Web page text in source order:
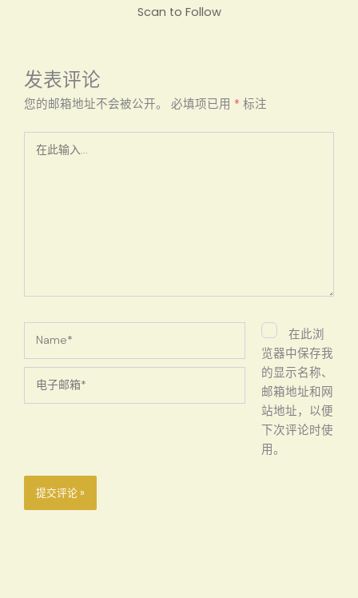
Scan to Follow
发表评论
您的邮箱地址不会被公开。 必填项已用 * 标注
在此浏
览器中保存我
的显示名称、
邮箱地址和网
站地址，以便
下次评论时使
用。